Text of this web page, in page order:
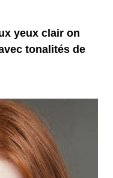
yeux clair on
tonalités de